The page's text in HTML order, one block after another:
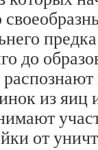
до
из яиц
от